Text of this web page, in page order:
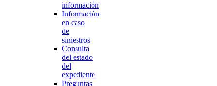
información
Información
en caso
de
siniestros
Consulta
del estado
del
expediente
Preguntas